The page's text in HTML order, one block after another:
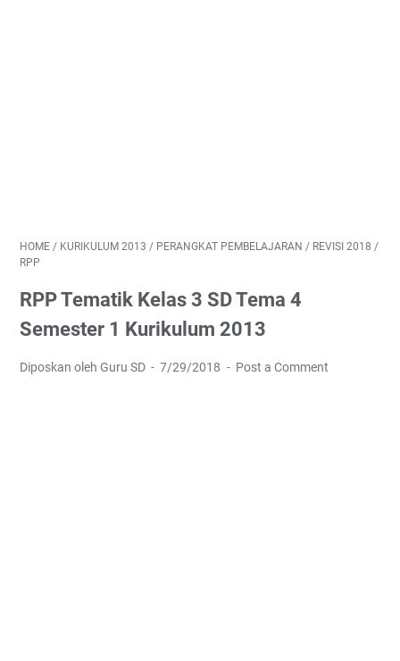
HOME / KURIKULUM 2013 / PERANGKAT PEMBELAJARAN / REVISI 2018 /
RPP
RPP Tematik Kelas 3 SD Tema 4
Semester 1 Kurikulum 2013
Diposkan oleh Guru SD 7/29/2018 Post a Comment